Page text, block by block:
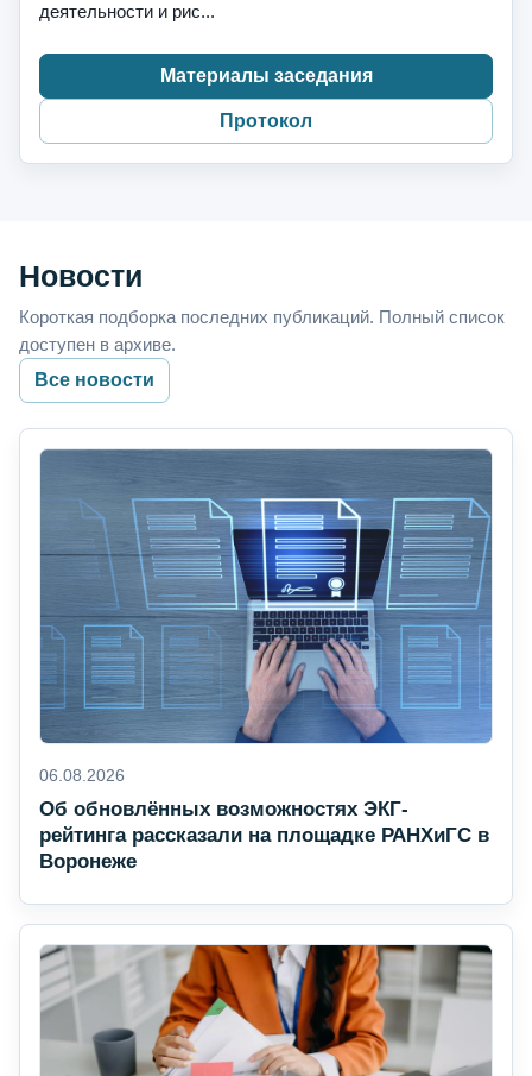
деятельности и рис...
Материалы заседания
Протокол
Новости
Короткая подборка последних публикаций. Полный список
доступен в архиве.
Все новости
06.08.2026
Об обновлённых возможностях ЭКГ-
рейтинга рассказали на площадке РАНХиГС в
Воронеже